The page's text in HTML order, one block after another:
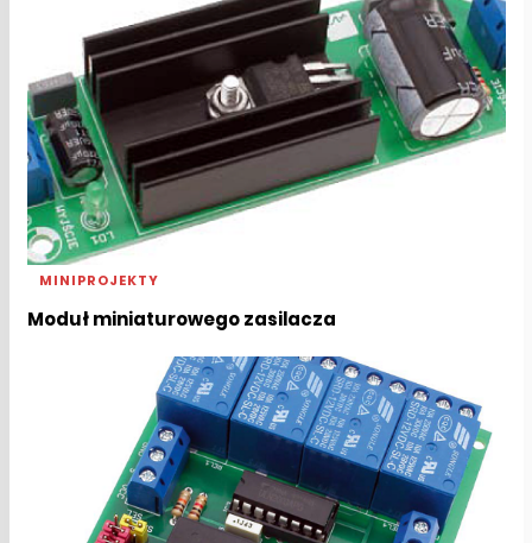
MINIPROJEKTY
Moduł miniaturowego zasilacza